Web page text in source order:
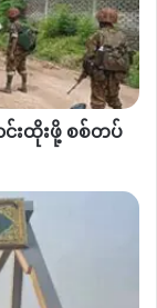
အိမ်စီးကားတွေ၊
ာဉ်အစီးရေ ၃၀၀
နဲ့ နီးစပ်တဲ့
န်ထမ်းတွေ၊ ဌာန
ချုပ်ရေး
ာလို့ ဒေသခံတွေက
းထိုးဖို့ စစ်တပ်